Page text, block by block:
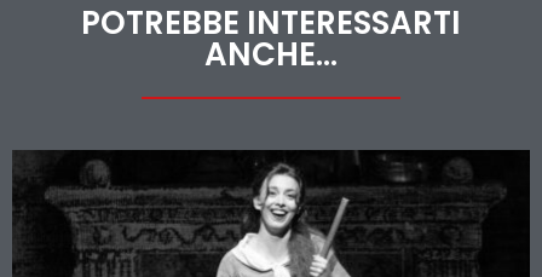
POTREBBE INTERESSARTI
ANCHE...